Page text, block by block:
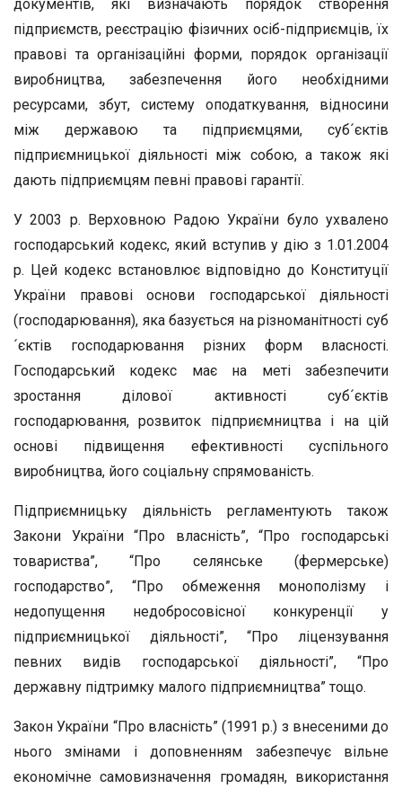
документів, які визначають порядок створення
підприємств, реєстрацію фізичних осіб-підприємців, їх
правові та організаційні форми, порядок організації
виробництва, забезпечення його необхідними
ресурсами, збут, систему оподаткування, відносини
між державою та підприємцями, суб´єктів
підприємницької діяльності між собою, а також які
дають підприємцям певні правові гарантії.
У 2003 р. Верховною Радою України було ухвалено
господарський кодекс, який вступив у дію з 1.01.2004
р. Цей кодекс встановлює відповідно до Конституції
України правові основи господарської діяльності
(господарювання), яка базується на різноманітності суб
´єктів господарювання різних форм власності.
Господарський кодекс має на меті забезпечити
зростання ділової активності суб´єктів
господарювання, розвиток підприємництва і на цій
основі підвищення ефективності суспільного
виробництва, його соціальну спрямованість.
Підприємницьку діяльність регламентують також
Закони України “Про власність”, “Про господарські
товариства”, “Про селянське (фермерське)
господарство”, “Про обмеження монополізму і
недопущення недобросовісної конкуренції у
підприємницької діяльності”, “Про ліцензування
певних видів господарської діяльності”, “Про
державну підтримку малого підприємництва” тощо.
Закон України “Про власність” (1991 р.) з внесеними до
нього змінами і доповненням забезпечує вільне
економічне самовизначення громадян, використання